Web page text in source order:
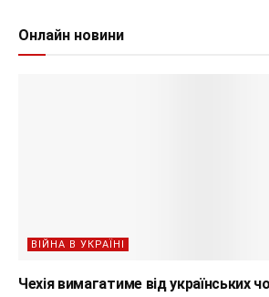
Онлайн новини
ВІЙНА В УКРАЇНІ
Чехія вимагатиме від українських